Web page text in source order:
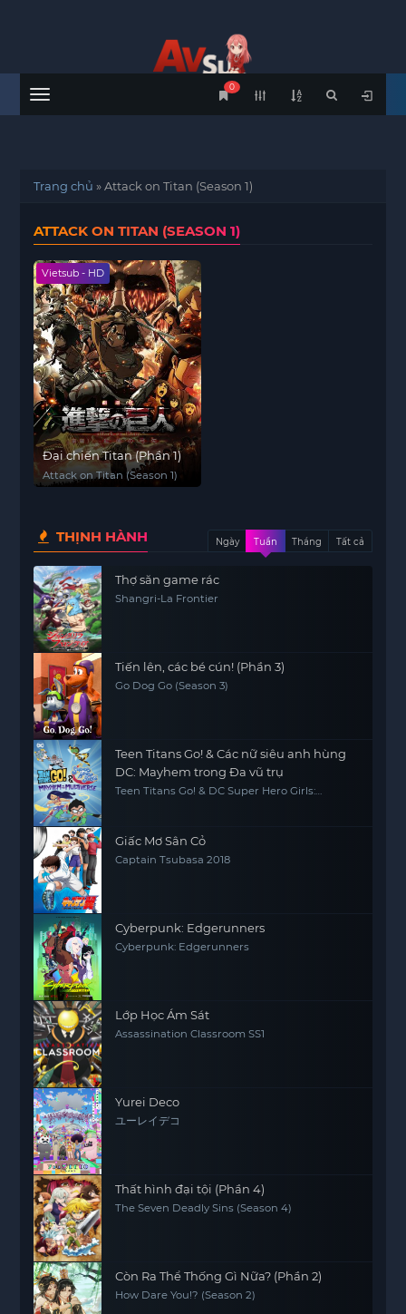
Menu
0
Trang chủ »Attack on Titan (Season 1)
ATTACK ON TITAN (SEASON 1)
Vietsub - HD
Đại chiến Titan (Phần 1)
Attack on Titan (Season 1)
THỊNH HÀNH Ngày Tuần Tháng Tất cả
Thợ săn game rác
Shangri-La Frontier
Tiến lên, các bé cún! (Phần 3)
Go Dog Go (Season 3)
Teen Titans Go! & Các nữ siêu anh hùng
DC: Mayhem trong Đa vũ trụ
Teen Titans Go! & DC Super Hero Girls:
Giấc Mơ Sân Cỏ
Captain Tsubasa 2018
Cyberpunk: Edgerunners
Cyberpunk: Edgerunners
Lớp Học Ám Sát
Assassination Classroom SS1
Yurei Deco
ユーレイデコ
Thất hình đại tội (Phần 4)
The Seven Deadly Sins (Season 4)
Còn Ra Thể Thống Gì Nữa? (Phần 2)
How Dare You!? (Season 2)